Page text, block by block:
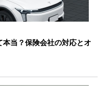
当？保険会社の対応とオ